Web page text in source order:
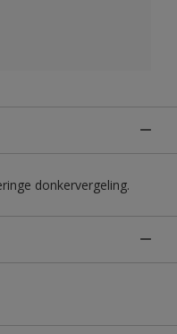
donkervergeling.